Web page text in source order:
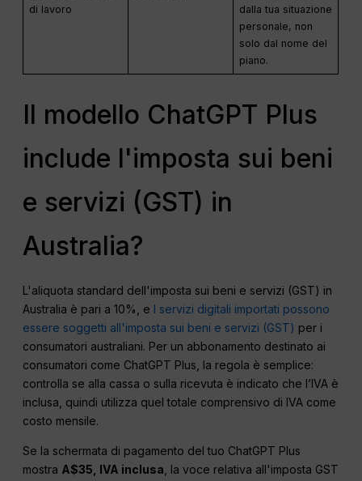
di lavoro
dalla tua situazione
personale, non
solo dal nome del
piano.
Il modello ChatGPT Plus
include l'imposta sui beni
e servizi (GST) in
Australia?
L'aliquota standard dell'imposta sui beni e servizi (GST) in
Australia è pari a 10%, e I servizi digitali importati possono
essere soggetti all'imposta sui beni e servizi (GST) per i
consumatori australiani. Per un abbonamento destinato ai
consumatori come ChatGPT Plus, la regola è semplice:
controlla se alla cassa o sulla ricevuta è indicato che l’IVA è
inclusa, quindi utilizza quel totale comprensivo di IVA come
costo mensile.
Se la schermata di pagamento del tuo ChatGPT Plus
mostra A$35, IVA inclusa , la voce relativa all'imposta GST